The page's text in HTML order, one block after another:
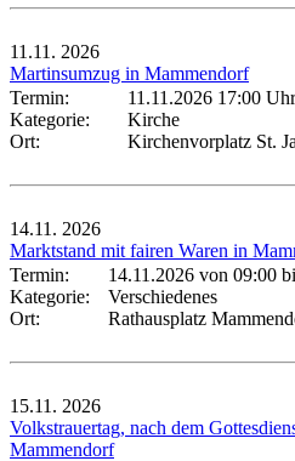
11.11. 2026
Martinsumzug in Mammendorf
Termin:
11.11.2026 17:00 Uhr
Kategorie:
Kirche
Ort:
Kirchenvorplatz St.
14.11. 2026
Marktstand mit fairen Waren in
Termin:
14.11.2026 von 09:00
Kategorie:
Verschiedenes
Ort:
Rathausplatz
15.11. 2026
Volkstrauertag, nach dem
Mammendorf